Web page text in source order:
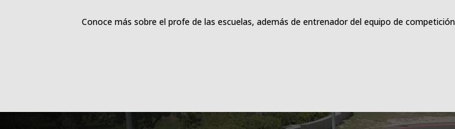
Conoce más sobre el profe de las escuelas, además de entrenador del equipo de